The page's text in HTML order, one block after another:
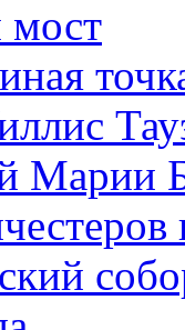
мост
Марии